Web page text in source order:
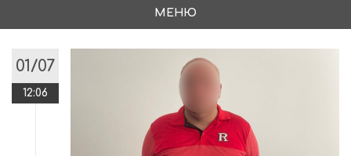
МЕНЮ
content
01/07
12:06